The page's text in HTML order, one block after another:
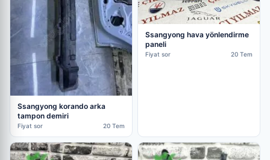
Ssangyong korando arka
tampon demiri
Fiyat sor 20 Tem
Ssangyong hava yönlendirme
paneli
Fiyat sor 20 Tem